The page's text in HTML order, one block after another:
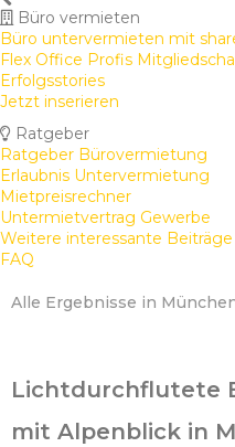
Büro vermieten
Büro untervermieten mit
Flex Office Profis
Erfolgsstories
Jetzt inserieren
Ratgeber
Ratgeber Bürovermietung
Erlaubnis Untervermietung
Mietpreisrechner
Untermietvertrag Gewerbe
Weitere interessante Beiträge
FAQ
Alle Ergebnisse in
Lichtdurchflutete
mit Alpenblick in